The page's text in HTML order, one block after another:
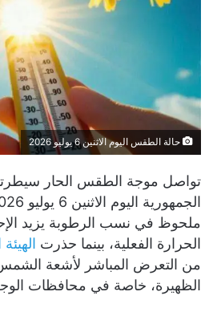
حالة الطقس اليوم الاثنين 6 يوليو 2026
تواصل موجة الطقس الحار
ملحوظ في نسب الرطوبة يزيد
الحرارة الفعلية، بينما حذرت
من التعرض المباشر لأشعة
الظهيرة، خاصة في محافظات